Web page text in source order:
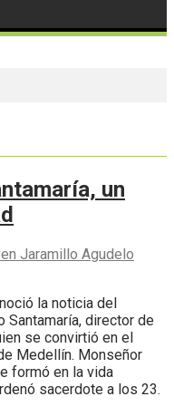
un
Jaramillo Agudelo
la noticia del
director de
se convirtió en el
Medellín. Monseñor
formó en la vida
sacerdote a los 23.